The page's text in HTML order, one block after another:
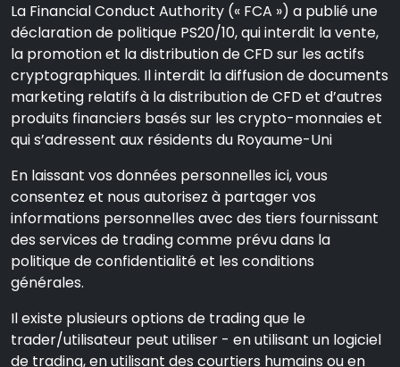
La Financial Conduct Authority (« FCA ») a publié une
déclaration de politique PS20/10, qui interdit la vente,
la promotion et la distribution de CFD sur les actifs
cryptographiques. Il interdit la diffusion de documents
marketing relatifs à la distribution de CFD et d’autres
produits financiers basés sur les crypto-monnaies et
qui s’adressent aux résidents du Royaume-Uni
En laissant vos données personnelles ici, vous
consentez et nous autorisez à partager vos
informations personnelles avec des tiers fournissant
des services de trading comme prévu dans la
politique de confidentialité et les conditions
générales.
Il existe plusieurs options de trading que le
trader/utilisateur peut utiliser - en utilisant un logiciel
de trading, en utilisant des courtiers humains ou en